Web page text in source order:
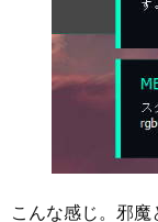
こんな感じ。邪